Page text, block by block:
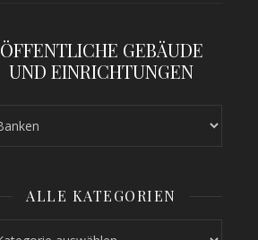
ÖFFENTLICHE GEBÄUDE
UND EINRICHTUNGEN
ALLE KATEGORIEN